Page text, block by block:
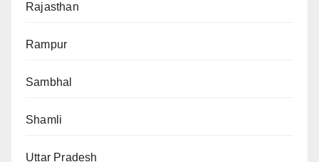
Rajasthan
Rampur
Sambhal
Shamli
Uttar Pradesh